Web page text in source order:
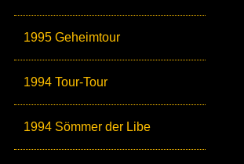
1995 Geheimtour
1994 Tour-Tour
1994 Sömmer der Libe